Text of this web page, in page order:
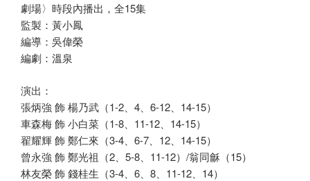
劇場〉時段內播出，全15集
監製：黃小鳳
編導：吳偉榮
編劇：溫泉
演出：
張炳強 飾 楊乃武（1-2、4、6-12、14-15）
車森梅 飾 小白菜（1-8、11-12、14-15）
翟耀輝 飾 鄭仁來（3-4、6-7、12、14-15）
曾永強 飾 鄭光祖（2、5-8、11-12）/翁同龢（15）
林友榮 飾 錢桂生（3-4、6、8、11-12、14）